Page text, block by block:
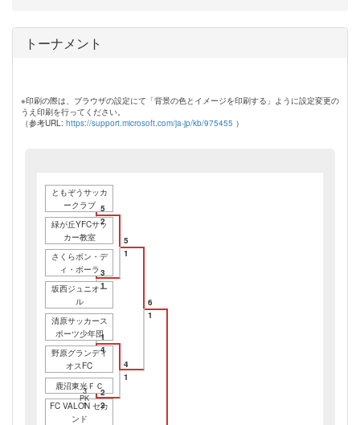
トーナメント
※印刷の際は、ブラウザの設定にて「背景の色とイメージを印刷する」ように設定変更の
うえ印刷を行ってください。
（参考URL: https://support.microsoft.com/ja-jp/kb/975455 ）
ともぞうサッカ
ークラブ 5
緑が丘YFCサッ
カー教室
2
5
さくらボン・デ
ィ・ボーラ3
坂西ジュニオー
ル
1
1
6
清原サッカース
ポーツ少年団1
野原グランディ
オスFC
4
4
鹿沼東光ＦＣ
2
PK
3
FC VALON セカ
ンド
2
1
1
1